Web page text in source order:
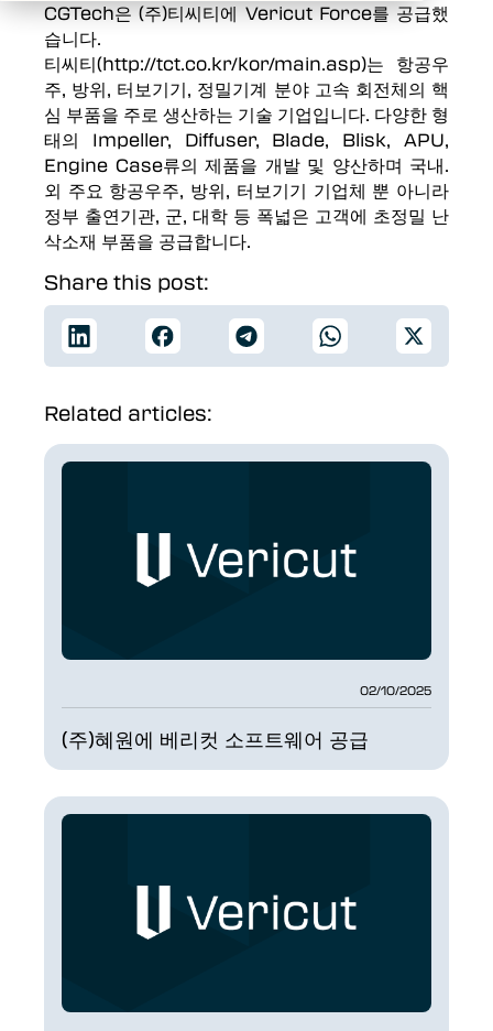
CGTech은 (주)티씨티에 Vericut Force를 공급했
습니다.
티씨티(http://tct.co.kr/kor/main.asp)는 항공우
주, 방위, 터보기기, 정밀기계 분야 고속 회전체의 핵
심 부품을 주로 생산하는 기술 기업입니다. 다양한 형
태의 Impeller, Diffuser, Blade, Blisk, APU,
Engine Case류의 제품을 개발 및 양산하며 국내.
외 주요 항공우주, 방위, 터보기기 기업체 뿐 아니라
정부 출연기관, 군, 대학 등 폭넓은 고객에 초정밀 난
삭소재 부품을 공급합니다.
Share this post:
Related articles:
02/10/2025
(주)혜원에 베리컷 소프트웨어 공급